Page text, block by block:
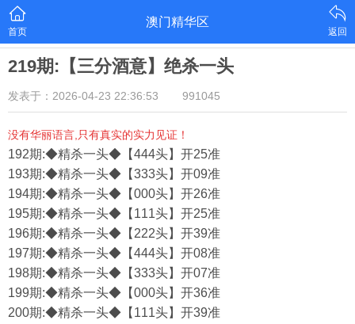
首页
澳门精华区
返回
219期:【三分酒意】绝杀一头
发表于：2026-04-23 22:36:53 991045
没有华丽语言,只有真实的实力见证！
192期:◆精杀一头◆【444头】开25准
193期:◆精杀一头◆【333头】开09准
194期:◆精杀一头◆【000头】开26准
195期:◆精杀一头◆【111头】开25准
196期:◆精杀一头◆【222头】开39准
197期:◆精杀一头◆【444头】开08准
198期:◆精杀一头◆【333头】开07准
199期:◆精杀一头◆【000头】开36准
200期:◆精杀一头◆【111头】开39准